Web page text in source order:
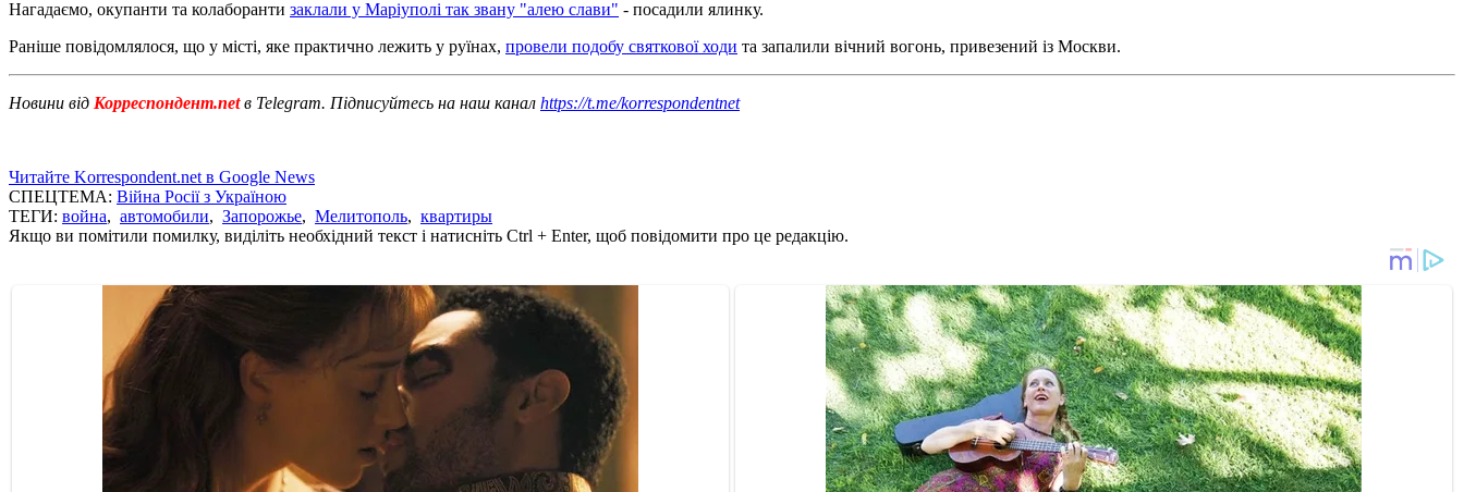
Нагадаємо, окупанти та колаборанти заклали у Маріуполі так звану "алею слави" - посадили ялинку.
Раніше повідомлялося, що у місті, яке практично лежить у руїнах, провели подобу святкової ходи та запалили вічний вогонь, привезений із Москви.
Новини від Корреспондент.netв Telegram. Підписуйтесь на наш канал https://t.me/korrespondentnet
Читайте Korrespondent.net в Google News
СПЕЦТЕМА: Війна Росії з Україною
ТЕГИ: война, автомобили, Запорожье, Мелитополь, квартиры
Якщо ви помітили помилку, виділіть необхідний текст і натисніть Ctrl + Enter, щоб повідомити про це редакцію.